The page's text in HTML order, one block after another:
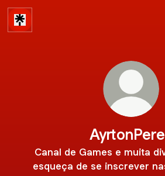
Canal de Games e muita
esqueça de se inscrever